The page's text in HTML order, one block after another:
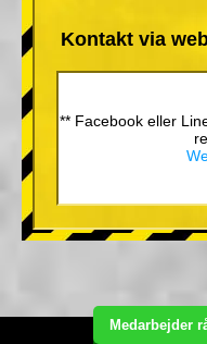
Medarbejder
Kontakt via
** Facebook eller
Copyright(C)